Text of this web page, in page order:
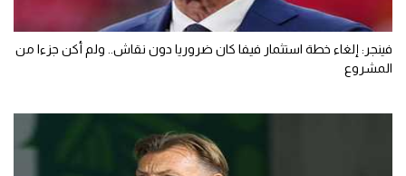
فينجر: إلغاء خطة استثمار فيفا كان ضروريا دون نقاش.. ولم أكن جزءا من
المشروع